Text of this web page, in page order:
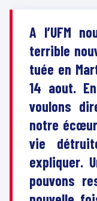
A l’UFM
terrible
tuée en
14 aout.
voulons
notre
vie
expliquer.
pouvons